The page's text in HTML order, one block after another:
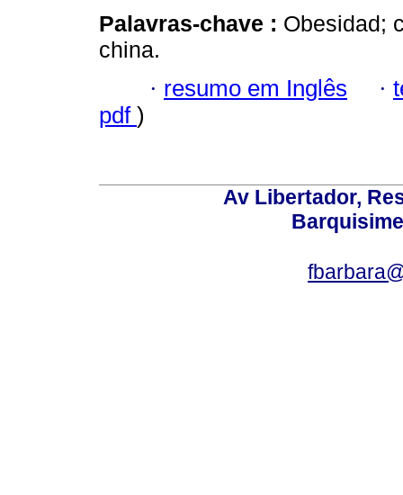
Palavras-chave : Obesidad;
china.
· resumo em Inglês ·
pdf )
Av Libertador,